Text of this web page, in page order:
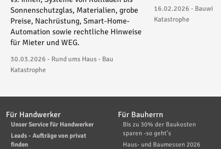
Sonnenschutzglas, Materialien, grobe
Preise, Nachrüstung, Smart-Home-
Automation sowie rechtliche Hinweise
für Mieter und WEG.
30.03.2026 - Rund ums Haus - Bau
Katastrophe
16.02.2026 -
Katastrophe
Für Handwerker
Unser Service für Handwerker
Leads - Aufträge von privat
finden
Für Bauherrn
Bis zu 30% der Baukosten
sparen -so geht's
Haus- und Baumessen 2026